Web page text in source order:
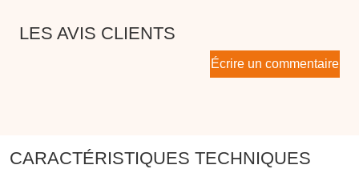
LES AVIS CLIENTS
Écrire un commentaire
CARACTÉRISTIQUES TECHNIQUES